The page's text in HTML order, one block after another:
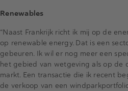
Renewables
“Naast Frankrijk richt ik mij op de
op renewable energy. Dat is een
gebeuren. Ik wil er nog meer een
het gebied van wetgeving als op de
markt. Een transactie die ik recent
de verkoop van een